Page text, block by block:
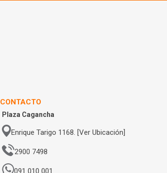
CONTACTO
Plaza Cagancha
Enrique Tarigo 1168. [Ver Ubicación]
2900 7498
091 010 001